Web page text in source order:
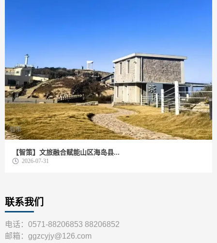
智策
【智策】文旅融合赋能山区海岛县...
2026-07-31
联系我们
电话：0571-88206853 88206852
邮箱：ggzcyjy@126.com